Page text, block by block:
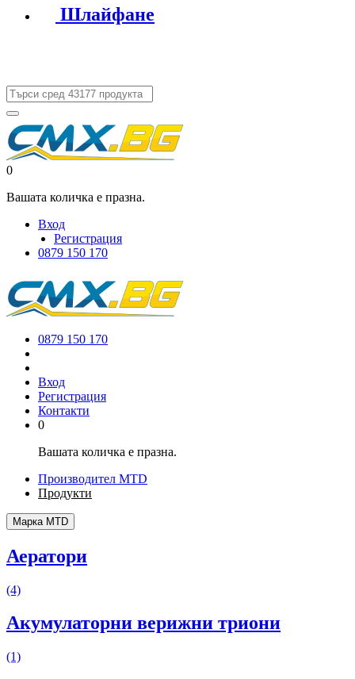
Шлайфане
0
Вашата количка е празна.
Вход
Регистрация
0879 150 170
0879 150 170
Вход
Регистрация
Контакти
0
Вашата количка е празна.
Производител MTD
Продукти
Марка MTD
Аератори
(4)
Акумулаторни верижни триони
(1)